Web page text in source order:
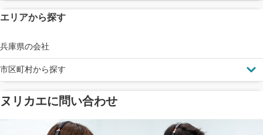
塗料の​品質を​保証
メーカー保証
見えにくい屋根も安心
ドローン診断
省エネ効果
断熱・遮熱塗料対応
エリアから探す
兵庫県の会社
市区町村から探す
ヌリカエに問い合わせ